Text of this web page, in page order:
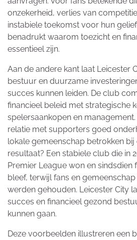
onzekerheid, verlies van
instabiele toekomst voor hun
benadrukt waarom toezicht en
essentieel zijn.
Aan de andere kant laat Leicester
bestuur en duurzame
succes kunnen leiden. De club
financieel beleid met strategische
spelersaankopen en
relatie met supporters goed
lokale gemeenschap betrokken
resultaat? Een stabiele club die in
Premier League won en sindsdien
bleef, terwijl fans en
werden gehouden. Leicester City
succes en financieel gezond
kunnen gaan.
Deze voorbeelden illustreren een